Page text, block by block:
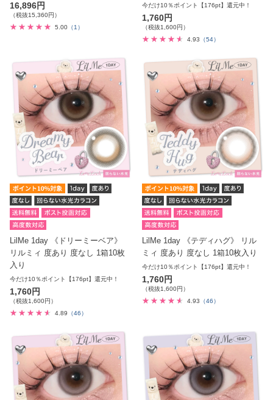
16,896円
（税抜15,360円）
5.00 （1）
今だけ10％ポイント【176pt】還元中！
1,760円
（税抜1,600円）
4.93
（54）
LilMe 1day 《ドリーミーベア》
リルミィ 度あり 度なし 1箱10枚
入り
今だけ10％ポイント【176pt】還元中！
1,760円
（税抜1,600円）
4.89 （46）
LilMe 1day 《テディハグ》 リル
ミィ 度あり 度なし 1箱10枚入り
今だけ10％ポイント【176pt】還元中！
1,760円
（税抜1,600円）
4.93
（46）